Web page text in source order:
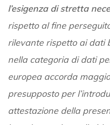
l’esigenza di stretta
rispetto al fine
rilevante rispetto ai dati
nella categoria di dati
europea accorda
presupposto per
attestazione della